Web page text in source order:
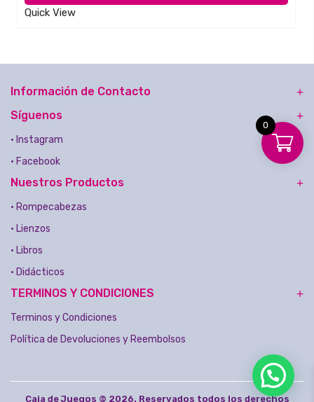
5
desde
$79.000
Quick View
Información de Contacto
Síguenos
• Instagram
• Facebook
Nuestros Productos
• Rompecabezas
• Lienzos
• Libros
• Didácticos
TERMINOS Y CONDICIONES
Terminos y Condiciones
Política de Devoluciones y Reembolsos
Caja de Juegos © 2026. Reservados todos los derechos
0